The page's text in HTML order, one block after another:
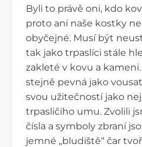
Byli to právě oni, kdo
proto ani naše kostky
obyčejné. Musí být
tak jako trpaslíci stále
zakleté v kovu a
stejně pevná jako
svou užitečností jako
trpasličího umu. Zvolili
čísla a symboly zbraní
jemné „bludiště“ čar